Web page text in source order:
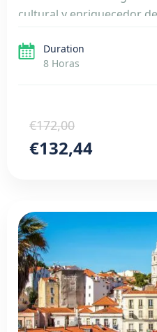
cultural y enriquecedor
acondicionado al
castillo […]
Duration
8 Horas
€172,00
€132,44